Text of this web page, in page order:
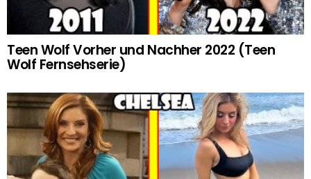
Teen Wolf Vorher und Nachher 2022 (Teen
Wolf Fernsehserie)